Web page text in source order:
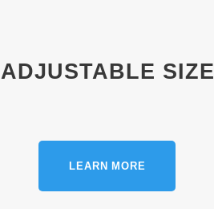
ADJUSTABLE SIZE
LEARN MORE